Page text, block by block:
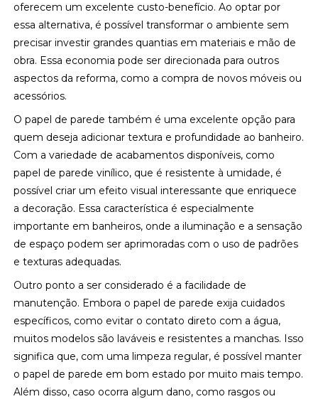
oferecem um excelente custo-benefício. Ao optar por
essa alternativa, é possível transformar o ambiente sem
precisar investir grandes quantias em materiais e mão de
obra. Essa economia pode ser direcionada para outros
aspectos da reforma, como a compra de novos móveis ou
acessórios.
O papel de parede também é uma excelente opção para
quem deseja adicionar textura e profundidade ao banheiro.
Com a variedade de acabamentos disponíveis, como
papel de parede vinílico, que é resistente à umidade, é
possível criar um efeito visual interessante que enriquece
a decoração. Essa característica é especialmente
importante em banheiros, onde a iluminação e a sensação
de espaço podem ser aprimoradas com o uso de padrões
e texturas adequadas.
Outro ponto a ser considerado é a facilidade de
manutenção. Embora o papel de parede exija cuidados
específicos, como evitar o contato direto com a água,
muitos modelos são laváveis e resistentes a manchas. Isso
significa que, com uma limpeza regular, é possível manter
o papel de parede em bom estado por muito mais tempo.
Além disso, caso ocorra algum dano, como rasgos ou